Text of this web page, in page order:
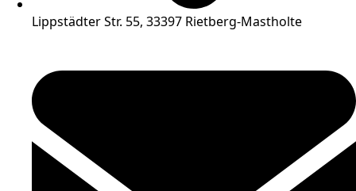
Lippstädter Str. 55, 33397 Rietberg-Mastholte